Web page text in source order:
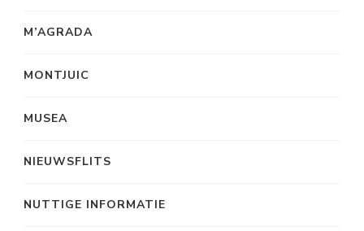
M’AGRADA
MONTJUIC
MUSEA
NIEUWSFLITS
NUTTIGE INFORMATIE